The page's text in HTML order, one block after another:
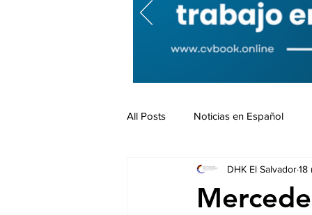
All Posts Noticias en Español
Auschreibungen
DHK El Salvador18